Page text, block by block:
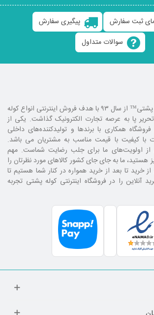
ثبت سفارش
پیگیری سفارش
سوالات متداول
پشتی
™ از سال ۹۳ با هدف فروش اینترنتی انواع کوله
پا به عرصه تجارت الکترونیک گذاشت. یکی از
همکاری با برند‌ها و تولیدکننده‌های داخلی
کیفیت با قیمت مناسب به مشتریان می باشد.
از اولویت‌های ما برای جلب رضایت شماست. مهم
ما به جای جای کشور کالا‌های مورد نظرتان را
خرید تا بعد از خرید همواره در کنار شما هستیم تا
آنلاین را در فروشگاه اینترنتی کوله پشتی تجربه